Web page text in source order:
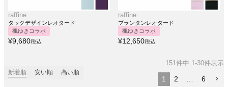
raffine
タックデザインレオタード
楓ゆきコラボ
¥9,680税込
raffine
プランタンレオタード
楓ゆきコラボ
¥12,650税込
新着順 安い順 高い順
151件中 1-30件表示
1 2 6